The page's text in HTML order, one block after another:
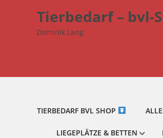
Tierbedarf – bvl-
Dominik Lang
TIERBEDARF BVL SHOP
LIEGEPLÄTZE & BETTEN